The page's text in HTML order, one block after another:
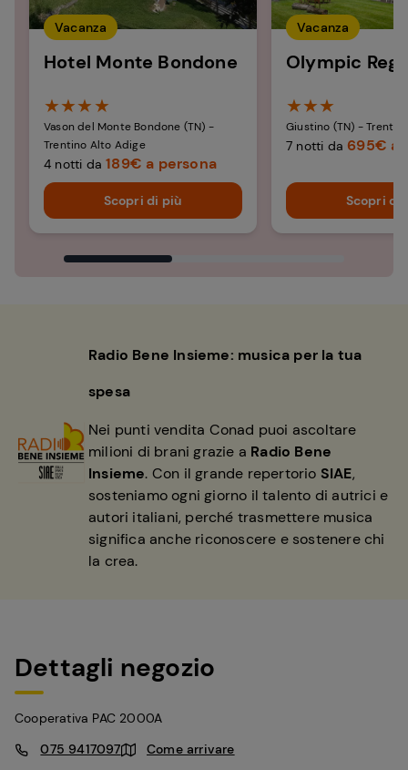
Vacanza
Hotel Monte Bondone​
★★★★
Vason del Monte Bondone (TN) -
Trentino Alto Adige
4 notti da189€ a persona
Scopri di più
Vacanza
Olympic
★★★
Giustino (TN) -
7 notti da695€ a
Scopri di
Radio Bene Insieme: musica per la tua
spesa
Nei punti vendita Conad puoi ascoltare
milioni di brani grazie a Radio Bene
Insieme. Con il grande repertorio SIAE,
sosteniamo ogni giorno il talento di autrici e
autori italiani, perché trasmettere musica
significa anche riconoscere e sostenere chi
la crea.
Dettagli negozio
Cooperativa PAC 2000A
075 9417097
Come arrivare